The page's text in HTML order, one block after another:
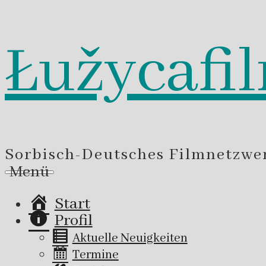
Zum
Inhalt
springen
Sorbisch-Deutsches
Menü
Start
Profil
Aktuelle Neuigkeiten
Termine